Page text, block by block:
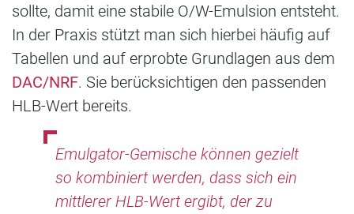
sollte, damit eine stabile O/W-Emulsion entsteht.
In der Praxis stützt man sich hierbei häufig auf
Tabellen und auf erprobte Grundlagen aus dem
DAC/NRF. Sie berücksichtigen den passenden
HLB-Wert bereits.
Emulgator-Gemische können gezielt
so kombiniert werden, dass sich ein
mittlerer HLB-Wert ergibt, der zu